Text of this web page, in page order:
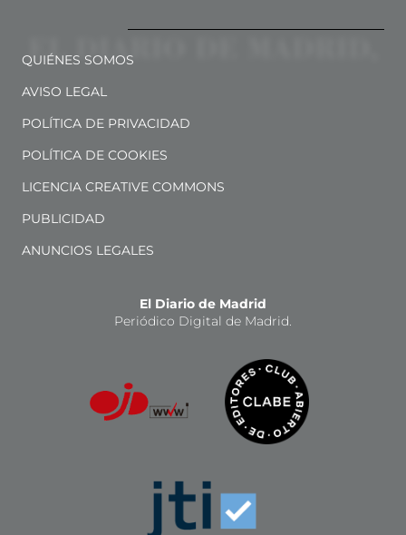
QUIÉNES SOMOS
AVISO LEGAL
POLÍTICA DE PRIVACIDAD
POLÍTICA DE COOKIES
LICENCIA CREATIVE COMMONS
PUBLICIDAD
ANUNCIOS LEGALES
El Diario de Madrid
Periódico Digital de Madrid.